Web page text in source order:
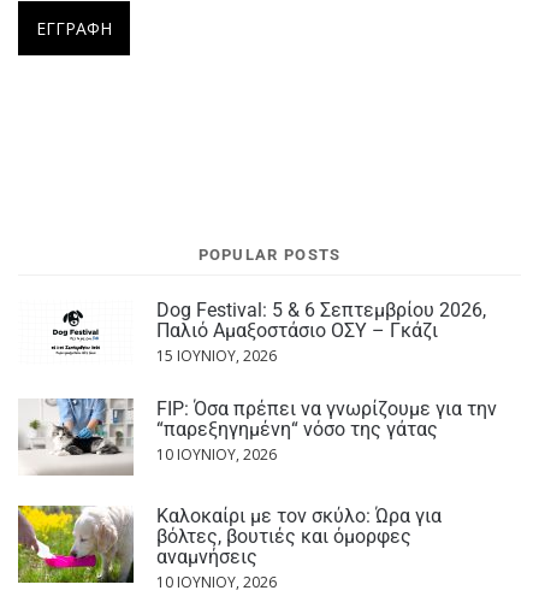
POPULAR POSTS
Dog Festival: 5 & 6 Σεπτεμβρίου 2026,
Παλιό Αμαξοστάσιο ΟΣΥ – Γκάζι
15 ΙΟΥΝΊΟΥ, 2026
FIP: Όσα πρέπει να γνωρίζουμε για την
“παρεξηγημένη“ νόσο της γάτας
10 ΙΟΥΝΊΟΥ, 2026
Καλοκαίρι με τον σκύλο: Ώρα για
βόλτες, βουτιές και όμορφες
αναμνήσεις
10 ΙΟΥΝΊΟΥ, 2026